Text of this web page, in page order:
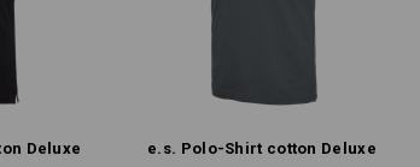
Trocknen im Trockner schonend
Deluxe
e.s. Polo-Shirt cotton Deluxe